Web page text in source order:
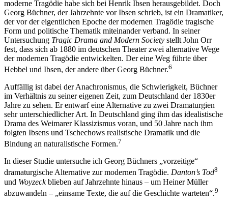
moderne Tragödie habe sich bei Henrik Ibsen herausgebildet. Doch
Georg Büchner, der Jahrzehnte vor Ibsen schrieb, ist ein Dramatiker,
der vor der eigentlichen Epoche der modernen Tragödie tragische
Form und politische Thematik miteinander verband. In seiner
Untersuchung Tragic Drama and Modern Society stellt John Orr
fest, dass sich ab 1880 im deutschen Theater zwei alternative Wege
der modernen Tragödie entwickelten. Der eine Weg führte über
Hebbel und Ibsen, der andere über Georg Büchner.6
Auffällig ist dabei der Anachronismus, die Schwierigkeit, Büchner
im Verhältnis zu seiner eigenen Zeit, zum Deutschland der 1830er
Jahre zu sehen. Er entwarf eine Alternative zu zwei Dramaturgien
sehr unterschiedlicher Art. In Deutschland ging ihm das idealistische
Drama des Weimarer Klassizismus voran, und 50 Jahre nach ihm
folgten Ibsens und Tschechows realistische Dramatik und die
Bindung an naturalistische Formen.7
In dieser Studie untersuche ich Georg Büchners „vorzeitige“
dramaturgische Alternative zur modernen Tragödie. Danton’s Tod8
und Woyzeckblieben auf Jahrzehnte hinaus – um Heiner Müller
abzuwandeln – „einsame Texte, die auf die Geschichte warteten“.9